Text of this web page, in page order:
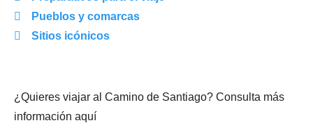
Pueblos y comarcas
Sitios icónicos
¿Quieres viajar al Camino de Santiago? Consulta más
información aquí